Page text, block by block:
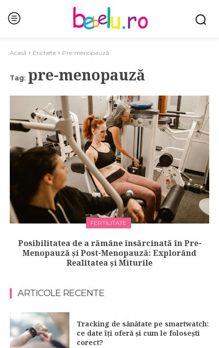
Acasă Etichete Pre-menopauză
Tag: pre-menopauză
FERTILITATE
Posibilitatea de a rămâne însărcinată în Pre-
Menopauză și Post-Menopauză: Explorând
Realitatea și Miturile
ARTICOLE RECENTE
Tracking de sănătate pe smartwatch:
ce date îți oferă și cum le folosești
corect?